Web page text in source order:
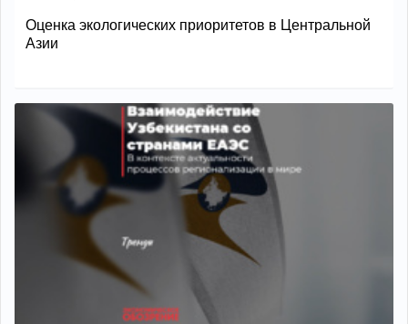
Оценка экологических приоритетов в Центральной
Азии